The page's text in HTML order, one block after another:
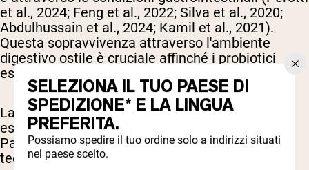
et al., 2024; Feng et al., 2022; Silva et al., 2020;
Abdulhussain et al., 2024; Kamil et al., 2021).
Questa sopravvivenza attraverso l'ambiente
digestivo ostile è cruciale affinché i probiotici
esercitino i loro benefici per la salute.
La chiave di questa maggiore vitalità sembra
essere nelle tecniche avanzate di formulazione.
Particolarmente promettente è l'uso della
tecnologia di microincapsulazione con materiali
SELEZIONA IL TUO PAESE DI
SPEDIZIONE* E LA LINGUA
PREFERITA.
Possiamo spedire il tuo ordine solo a indirizzi situati
nel paese scelto.